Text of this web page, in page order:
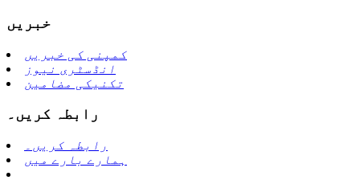
خبریں
کمپنی کی خبریں
انڈسٹری نیوز
تکنیکی مضامین
رابطہ کریں۔
رابطہ کریں۔
ہمارے بارے میں